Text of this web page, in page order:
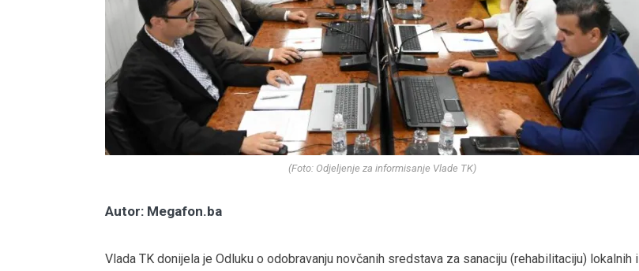
(Foto: Odjeljenje za informisanje Vlade TK)
Autor: Megafon.ba
Vlada TK donijela je Odluku o odobravanju novčanih sredstava za sanaciju (rehabilitaciju) lokalnih i